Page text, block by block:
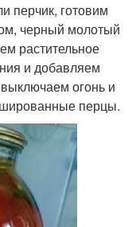
перчик, готовим
черный молотый
растительное
и добавляем
огонь и
перцы.